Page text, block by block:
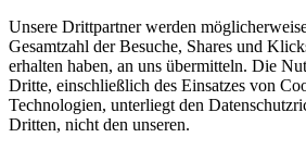
Unsere Drittpartner werden
Gesamtzahl der Besuche, Shares und
erhalten haben, an uns übermitteln. Die
Dritte, einschließlich des Einsatzes von
Technologien, unterliegt den
Dritten, nicht den unseren.